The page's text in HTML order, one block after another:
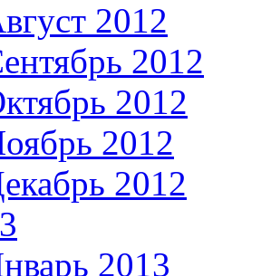
2012
2012
2012
2012
2012
2013